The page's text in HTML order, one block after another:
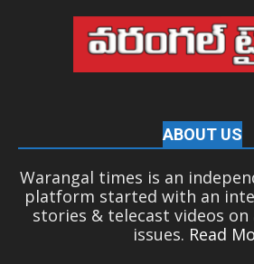
ABOUT US
Warangal times is an
platform started with an
stories & telecast videos
issues. Read